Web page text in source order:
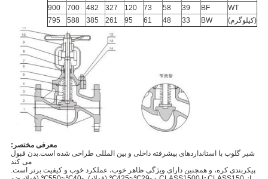
WT
BF
39
58
73
120
327
482
700
900
(کیلوگرم)
BW
33
48
61
95
261
385
588
795
معرفی مختصر:
شیر گلوب با استانداردهای پیشرفته داخلی و بین المللی طراحی شده است.بدن قبول
می کند
پیکربندی کره، و همچنین دارای ویژگی ظاهر خوب، عملکرد خوب و کیفیت برتر است.